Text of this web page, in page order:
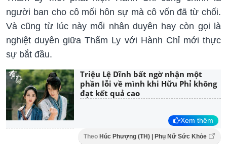
người ban cho cô mối hôn sự mà cô vốn đã từ chối.
Và cũng từ lúc này mối nhân duyên hay còn gọi là
nghiệt duyên giữa Thẩm Ly với Hành Chỉ mới thực
sự bắt đầu.
Triệu Lệ Dĩnh bất ngờ nhận một
phần lỗi về mình khi Hữu Phỉ không
đạt kết quả cao
Xem thêm
Theo Húc Phượng (TH) | Phụ Nữ Sức Khỏe